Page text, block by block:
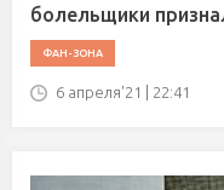
болельщики
ФАН-ЗОНА
6 апреля'21 | 22:41